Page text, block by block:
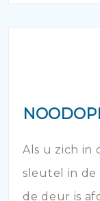
Als u zich in
sleutel in de
de deur is